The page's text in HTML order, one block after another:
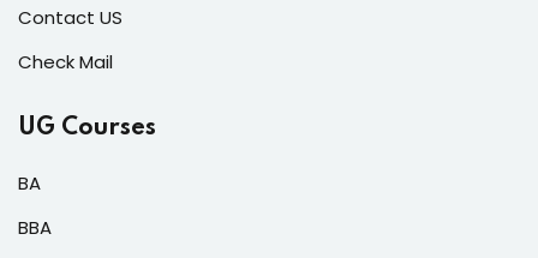
Contact US
Check Mail
UG Courses
BA
BBA